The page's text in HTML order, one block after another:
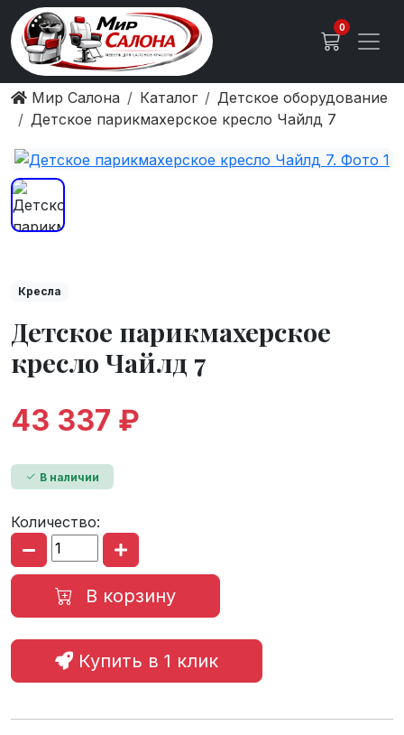
0
Мир Салона Каталог
Детское оборудование
Детское парикмахерское кресло Чайлд 7
Кресла
Детское парикмахерское
кресло Чайлд 7
43 337 ₽
В наличии
Количество:
В корзину
Купить в 1 клик